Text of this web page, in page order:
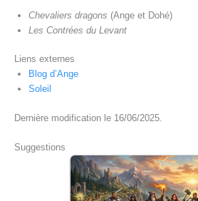
Chevaliers dragons (Ange et Dohé)
Les Contrées du Levant
Liens externes
Blog d’Ange
Soleil
Dernière modification le 16/06/2025.
Suggestions